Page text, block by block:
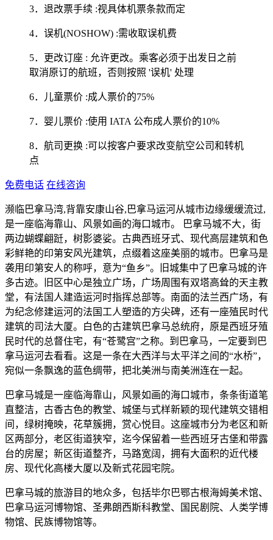
3．退改票手续 :视具体机票条款而定
4．误机(NOSHOW) :需收取误机费
5．更改订座 : 允许更改。乘客必须于出发日之前
取消原订的航班，否则按照 '误机' 处理
6．儿童票价 :成人票价的75%
7．婴儿票价 :使用 IATA 公布成人票价的10%
8．航司更换 :可以按客户要求改变航空公司和转机
点
免费电话 在线咨询
濒临巴拿马湾,背靠安康山谷,巴拿马运河从城市边缘缓缓流过,
是一座临海靠山、风景如画的海口城市。 巴拿马城不大，街
两边蝴蝶翩跹，树影婆娑。古典西班牙式、现代高层建筑和色
彩鲜艳的印第安风光建筑，点缀着这座美丽的城市。巴拿马是
袭用印第安人的称呼，意为“鱼乡”。旧城集中了巴拿马城的许
多古迹。旧区中心是独立广场，广场周围有双塔高耸的天主教
堂，有法国人建造运河时指挥总部等。南面的法兰西广场，有
为纪念修建运河的法国工人塑造的方尖碑，还有一座殖民时代
建筑的司法大厦。白色的古建筑巴拿马总统府，原是西班牙殖
民时代的总督住宅，有“苍鹭宫”之称。到巴拿马，一定要到巴
拿马运河去看看。这是一条在大西洋与太平洋之间的“水桥”，
宛似一条飘逸的蓝色绸带，把北美洲与南美洲连在一起。
巴拿马城是一座临海靠山，风景如画的海口城市，条条街道笔
直整洁，古香古色的教堂、城堡与式样新颖的现代建筑交错相
间，绿树掩映，花草簇拥，赏心悦目。这座城市分为老区和新
区两部分，老区街道狭窄，迄今保留着一些西班牙古堡和带露
台的房屋；新区街道整齐，马路宽阔，拥有大面积的近代楼
房、现代化高楼大厦以及新式花园宅院。
巴拿马城的旅游目的地众多，包括毕尔巴鄂古根海姆美术馆、
巴拿马运河博物馆、圣弗朗西斯科教堂、国民剧院、人类学博
物馆、民族博物馆等。